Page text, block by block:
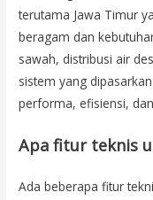
terutama Jawa Timur
beragam dan
sawah, distribusi air
sistem yang
performa, efisiensi,
Apa fitur teknis
Ada beberapa fitur